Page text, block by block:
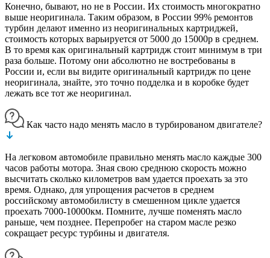
Конечно, бывают, но не в России. Их стоимость многократно
выше неоригинала. Таким образом, в России 99% ремонтов
турбин делают именно из неоригинальных картриджей,
стоимость которых варьируется от 5000 до 15000р в среднем.
В то время как оригинальный картридж стоит минимум в три
раза больше. Потому они абсолютно не востребованы в
России и, если вы видите оригинальный картридж по цене
неоригинала, знайте, это точно подделка и в коробке будет
лежать все тот же неоригинал.
Как часто надо менять масло в турбированом двигателе?
На легковом автомобиле правильно менять масло каждые 300
часов работы мотора. Зная свою среднюю скорость можно
высчитать сколько километров вам удается проехать за это
время. Однако, для упрощения расчетов в среднем
российскому автомобилисту в смешенном цикле удается
проехать 7000-10000км. Помните, лучше поменять масло
раньше, чем позднее. Перепробег на старом масле резко
сокращает ресурс турбины и двигателя.